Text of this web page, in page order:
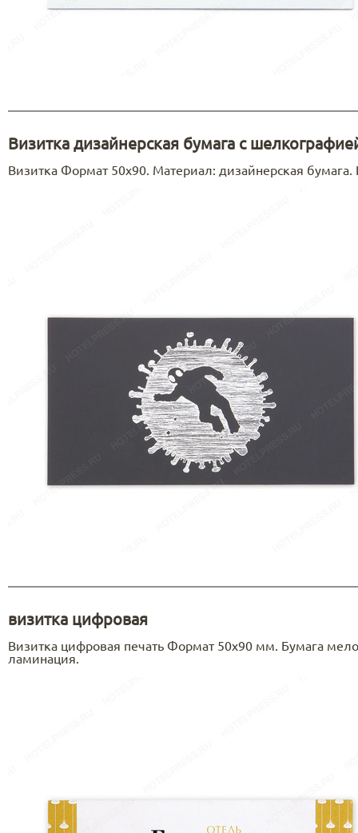
Визитка дизайнерская бумага с
Визитка Формат 50х90. Материал: дизайнерская
визитка цифровая
Визитка цифровая печать Формат 50х90 мм. Бумага
ламинация.